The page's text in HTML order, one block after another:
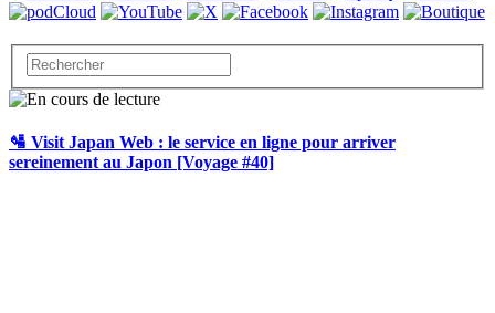
🛂 Visit Japan Web : le service en ligne pour arriver
sereinement au Japon [Voyage #40]